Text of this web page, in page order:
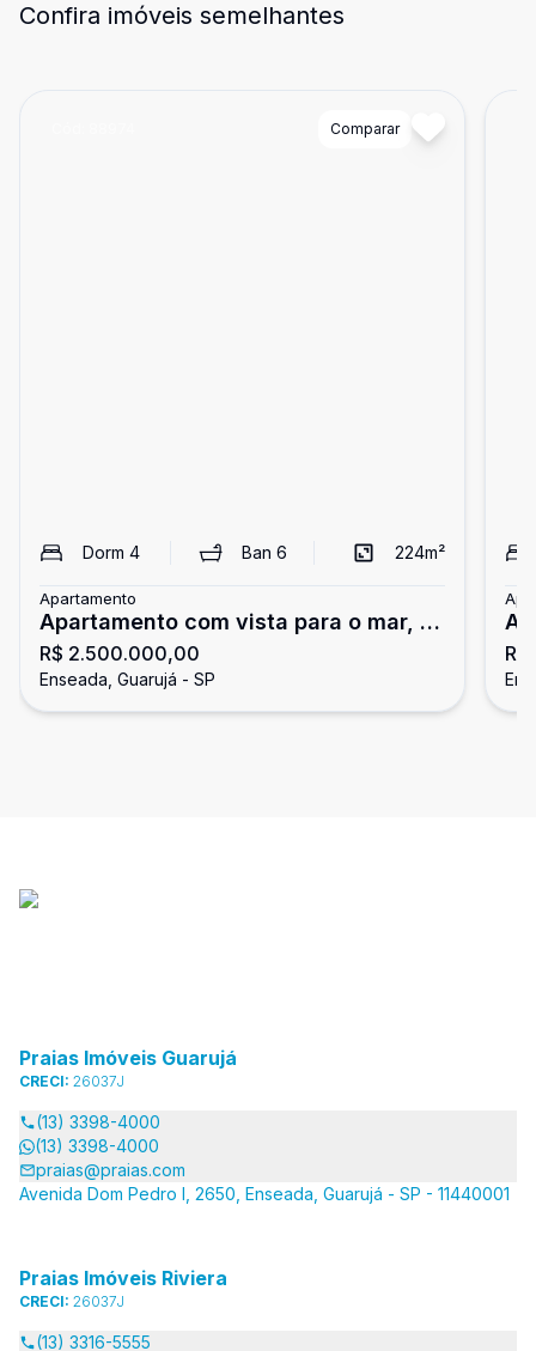
Confira imóveis semelhantes
Comparar
Dorm 4 Ban 6 224m²
Apartamento
Apartamento com vista para o mar, 4
dormitórios, Tortugas, Guarujá
R$ 2.500.000,00
Enseada, Guarujá - SP
Praias Imóveis Guarujá
CRECI: 26037J
(13) 3398-4000
(13) 3398-4000
praias@praias.com
Avenida Dom Pedro I, 2650, Enseada, Guarujá - SP - 11440001
Praias Imóveis Riviera
CRECI: 26037J
(13) 3316-5555